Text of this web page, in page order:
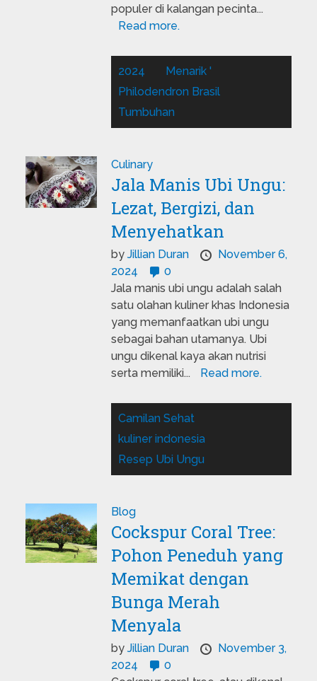
populer di kalangan pecinta...
Read more.
2024
Menarik '
Philodendron Brasil
Tumbuhan
Culinary
Jala Manis Ubi Ungu:
Lezat, Bergizi, dan
Menyehatkan
byJillian Duran
November 6,
2024
0
Jala manis ubi ungu adalah salah
satu olahan kuliner khas Indonesia
yang memanfaatkan ubi ungu
sebagai bahan utamanya. Ubi
ungu dikenal kaya akan nutrisi
serta memiliki...
Read more.
Camilan Sehat
kuliner indonesia
Resep Ubi Ungu
Blog
Cockspur Coral Tree:
Pohon Peneduh yang
Memikat dengan
Bunga Merah
Menyala
byJillian Duran
November 3,
2024
0